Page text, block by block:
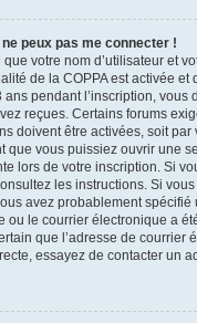
peux pas me connecter !
votre nom d’utilisateur et
de la COPPA est activée et
pendant l’inscription, vous
reçues. Certains forums
doivent être activées, soit
que vous puissiez ouvrir une
lors de votre inscription. Si
les instructions. Si
avez probablement spécifié
ou le courrier électronique a
que l’adresse de courrier
essayez de contacter un